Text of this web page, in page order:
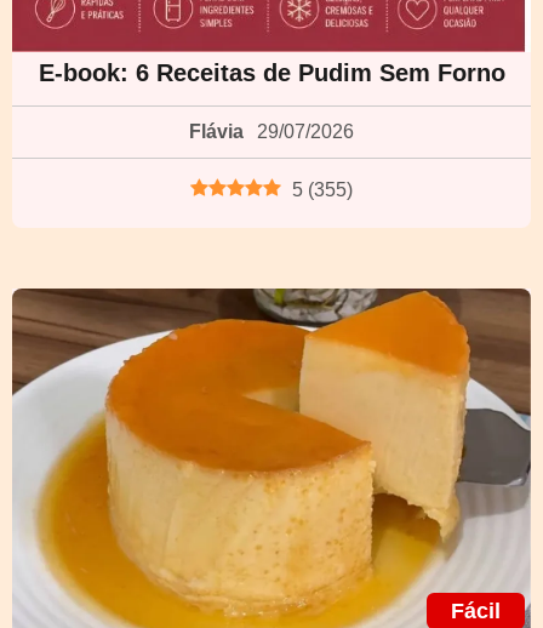
E-book: 6 Receitas de Pudim Sem Forno
Flávia 29/07/2026
5 (355)
Fácil